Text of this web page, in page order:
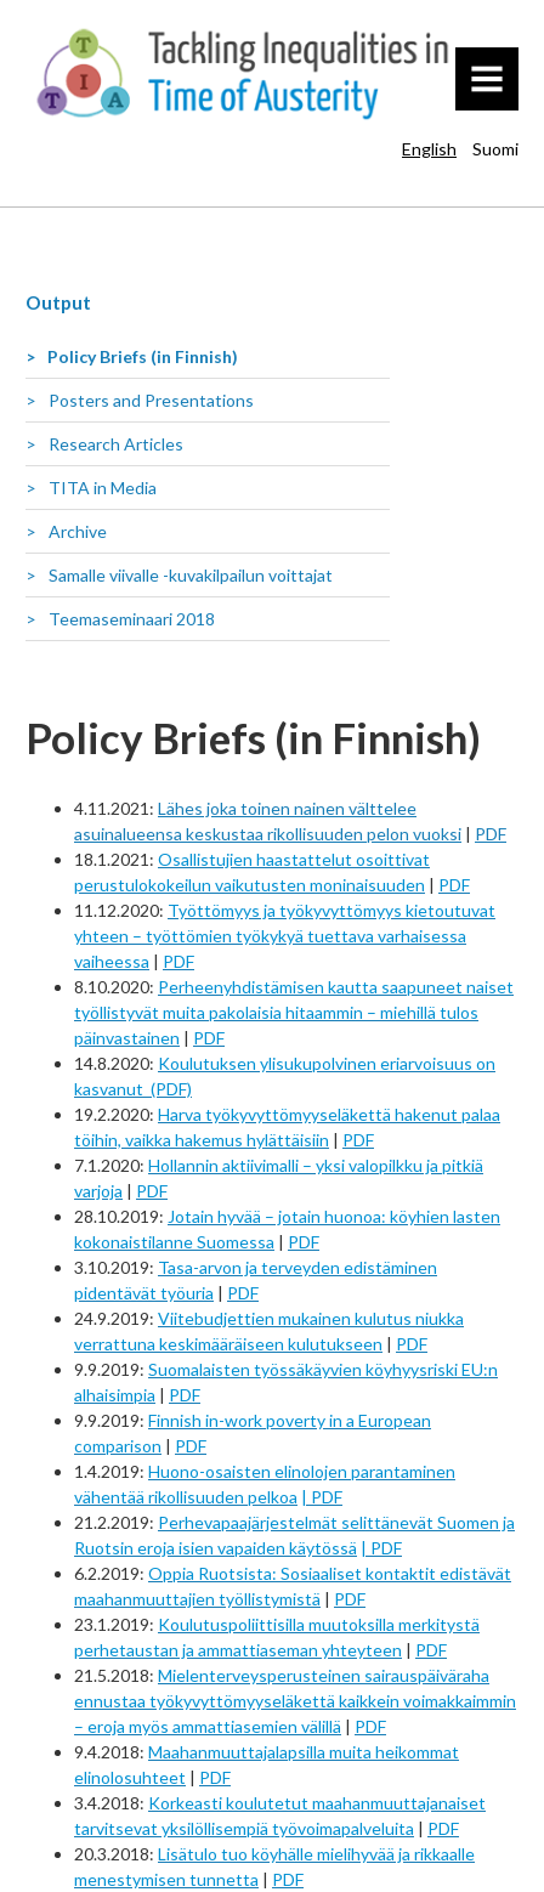
MENU
English Suomi
Output
Policy Briefs (in Finnish)
Posters and Presentations
Research Articles
TITA in Media
Archive
Samalle viivalle -kuvakilpailun voittajat
Teemaseminaari 2018
Policy Briefs (in Finnish)
4.11.2021: Lähes joka toinen nainen välttelee
asuinalueensa keskustaa rikollisuuden pelon vuoksi | PDF
18.1.2021: Osallistujien haastattelut osoittivat
perustulokokeilun vaikutusten moninaisuuden | PDF
11.12.2020: Työttömyys ja työkyvyttömyys kietoutuvat
yhteen – työttömien työkykyä tuettava varhaisessa
vaiheessa | PDF
8.10.2020: Perheenyhdistämisen kautta saapuneet naiset
työllistyvät muita pakolaisia hitaammin – miehillä tulos
päinvastainen | PDF
14.8.2020: Koulutuksen ylisukupolvinen eriarvoisuus on
kasvanut (PDF)
19.2.2020: Harva työkyvyttömyyseläkettä hakenut palaa
töihin, vaikka hakemus hylättäisiin | PDF
7.1.2020: Hollannin aktiivimalli – yksi valopilkku ja pitkiä
varjoja | PDF
28.10.2019: Jotain hyvää – jotain huonoa: köyhien lasten
kokonaistilanne Suomessa | PDF
3.10.2019: Tasa-arvon ja terveyden edistäminen
pidentävät työuria | PDF
24.9.2019: Viitebudjettien mukainen kulutus niukka
verrattuna keskimääräiseen kulutukseen | PDF
9.9.2019: Suomalaisten työssäkäyvien köyhyysriski EU:n
alhaisimpia | PDF
9.9.2019: Finnish in-work poverty in a European
comparison | PDF
1.4.2019: Huono-osaisten elinolojen parantaminen
vähentää rikollisuuden pelkoa | PDF
21.2.2019: Perhevapaajärjestelmät selittänevät Suomen ja
Ruotsin eroja isien vapaiden käytössä | PDF
6.2.2019: Oppia Ruotsista: Sosiaaliset kontaktit edistävät
maahanmuuttajien työllistymistä | PDF
23.1.2019: Koulutuspoliittisilla muutoksilla merkitystä
perhetaustan ja ammattiaseman yhteyteen | PDF
21.5.2018: Mielenterveysperusteinen sairauspäiväraha
ennustaa työkyvyttömyyseläkettä kaikkein voimakkaimmin
– eroja myös ammattiasemien välillä | PDF
9.4.2018: Maahanmuuttajalapsilla muita heikommat
elinolosuhteet | PDF
3.4.2018: Korkeasti koulutetut maahanmuuttajanaiset
tarvitsevat yksilöllisempiä työvoimapalveluita | PDF
20.3.2018: Lisätulo tuo köyhälle mielihyvää ja rikkaalle
menestymisen tunnetta | PDF